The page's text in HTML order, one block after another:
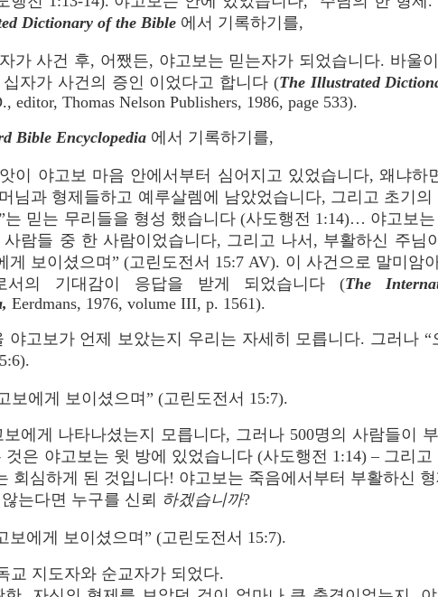
Dictionary of the Bible 에서 기록하기를,
가 사건 후, 어쨌든, 야고보는 믿는자가 되었습니다. 바울
자가 사건의 증인 이었다고 합니다 (The Illustrated
editor, Thomas Nelson Publishers, 1986, page 533).
Bible Encyclopedia 에서 기록하기를,
이 야고보 마음 안에서부터 심어지고 있었습니다, 왜냐하
님과 형제들하고 예루살렘에 남았었습니다, 그리고 초기의
는 믿는 무리들을 형성 했습니다 (사도행전 1:14)… 야고보
람들 중 한 사람이었습니다, 그리고 나서, 부활하신 주님
게 보이셨으며” (고린도전서 15:7 AV). 이 사건으로 말미암
서의 기대감이 응답을 받게 되었습니다 (The
Eerdmans, 1976, volume III, p. 1561).
야고보가 언제 보았는지 우리는 자세히 모릅니다. 그러나 “
보에게 보이셨으며” (고린도전서 15:7).
에게 나타나셨는지 모릅니다, 그러나 500명의 사람들이
은 야고보는 윗 방에 있었습니다 (사도행전 1:14) – 그리
회심하게 된 것입니다! 야고보는 죽음에서부터 부활하신
는다면 누구를 신뢰 하겠습니까?
보에게 보이셨으며” (고린도전서 15:7).
교 지도자와 순교자가 되었다.